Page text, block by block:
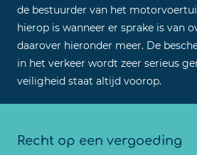
de bestuurder van het
hierop is wanneer er sprake is van
daarover hieronder meer. De
in het verkeer wordt zeer serieus
veiligheid staat altijd voorop.
Recht op een vergoeding